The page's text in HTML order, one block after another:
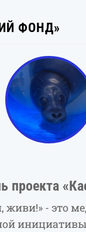
ФОНД»
проекта
живи!» - это